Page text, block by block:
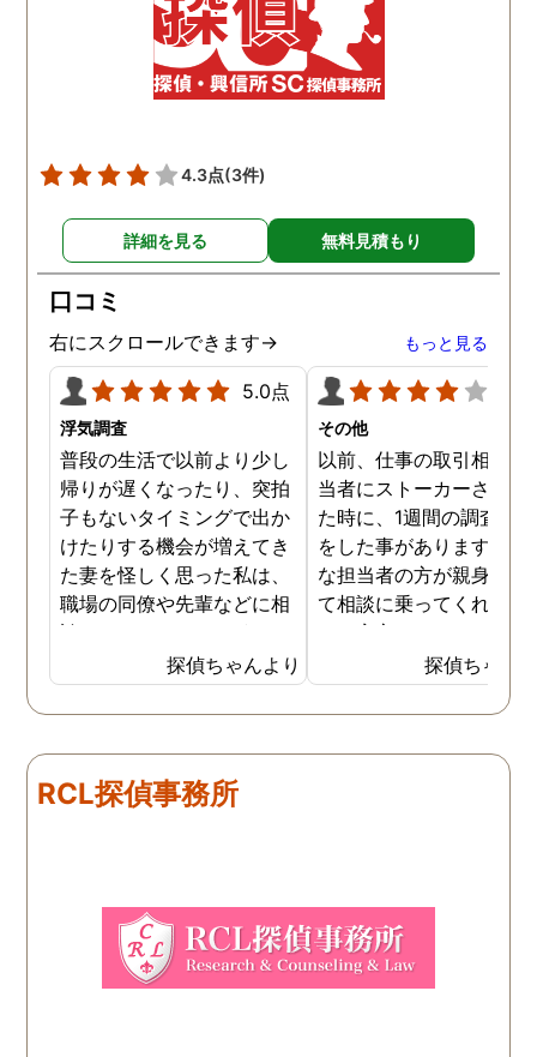
4.3点(3件)
詳細を見る 無料見積もり
口コミ
右にスクロールできます→ もっと見る
5.0点
浮気調査
普段の生活で以前より少し
帰りが遅くなったり、突拍
子もないタイミングで出か
けたりする機会が増えてき
た妻を怪しく思った私は、
職場の同僚や先輩などに相
談していました。 そういっ
た相談の回答の一つに調査
を依頼することを勧めら
れ、私は一度相談してみま
に見積もりをもらったとこ
ろ、それほど財布への負担
複雑ですが感謝していま
探偵ちゃんより
その他
以前、仕事の取引相手の
当者にストーカーされて
た時に、1週間の調査依頼
をした事があります。親
な担当者の方が親身にな
て相談に乗ってくれたた
め、安心しました。同じ
うな被害に遭う可能性も
慮し、引越しましたので
もう大丈夫かと思います
探偵ちゃん
RCL探偵事務所